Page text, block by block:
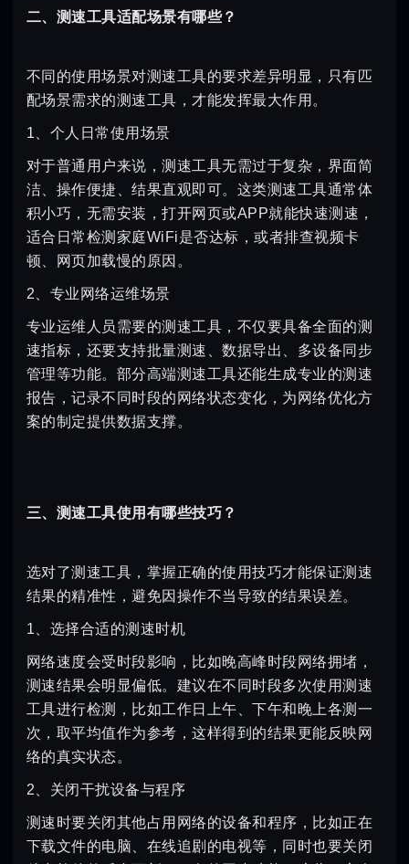
二、测速工具适配场景有哪些？
不同的使用场景对测速工具的要求差异明显，只有匹
配场景需求的测速工具，才能发挥最大作用。
1、个人日常使用场景
对于普通用户来说，测速工具无需过于复杂，界面简
洁、操作便捷、结果直观即可。这类测速工具通常体
积小巧，无需安装，打开网页或APP就能快速测速，
适合日常检测家庭WiFi是否达标，或者排查视频卡
顿、网页加载慢的原因。
2、专业网络运维场景
专业运维人员需要的测速工具，不仅要具备全面的测
速指标，还要支持批量测速、数据导出、多设备同步
管理等功能。部分高端测速工具还能生成专业的测速
报告，记录不同时段的网络状态变化，为网络优化方
案的制定提供数据支撑。
三、测速工具使用有哪些技巧？
选对了测速工具，掌握正确的使用技巧才能保证测速
结果的精准性，避免因操作不当导致的结果误差。
1、选择合适的测速时机
网络速度会受时段影响，比如晚高峰时段网络拥堵，
测速结果会明显偏低。建议在不同时段多次使用测速
工具进行检测，比如工作日上午、下午和晚上各测一
次，取平均值作为参考，这样得到的结果更能反映网
络的真实状态。
2、关闭干扰设备与程序
测速时要关闭其他占用网络的设备和程序，比如正在
下载文件的电脑、在线追剧的电视等，同时也要关闭